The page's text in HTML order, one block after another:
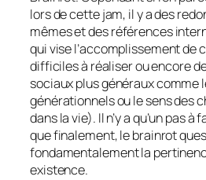
lors de cette jam, il y a des
mêmes et des références
qui vise l’accomplissement de
difficiles à réaliser ou encore
sociaux plus généraux comme
générationnels ou le sens des
dans la vie). Il n’y a qu’un pas
que finalement, le brainrot
fondamentalement la
existence.